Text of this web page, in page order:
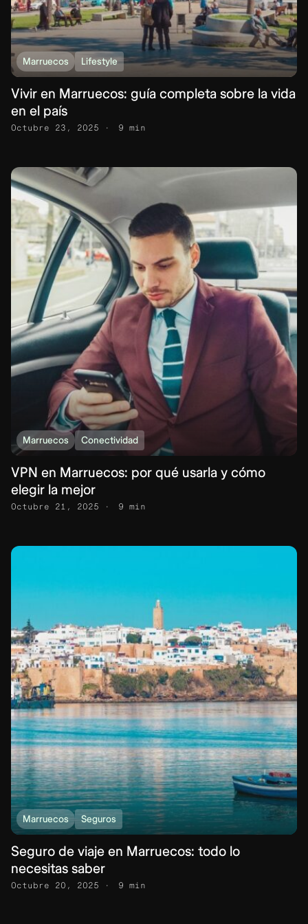
Marruecos Lifestyle
Vivir en Marruecos: guía completa sobre la vida
en el país
Octubre 23, 2025 9 min
Marruecos Conectividad
VPN en Marruecos: por qué usarla y cómo
elegir la mejor
Octubre 21, 2025 9 min
Marruecos Seguros
Seguro de viaje en Marruecos: todo lo
necesitas saber
Octubre 20, 2025 9 min